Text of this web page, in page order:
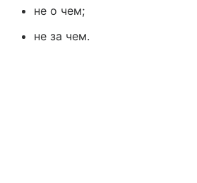
не о чем;
не за чем.